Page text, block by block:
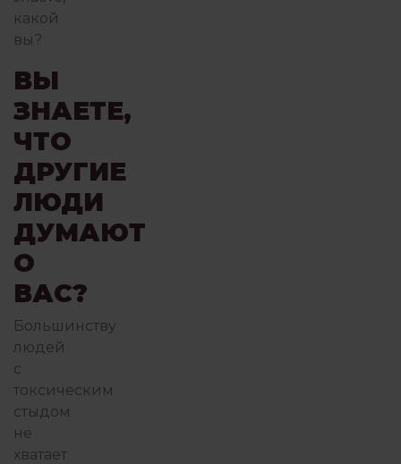
какой
вы?
ВЫ
ЗНАЕТЕ,
ЧТО
ДРУГИЕ
ЛЮДИ
ДУМАЮТ
О
ВАС?
Большинству
людей
с
токсическим
стыдом
не
хватает